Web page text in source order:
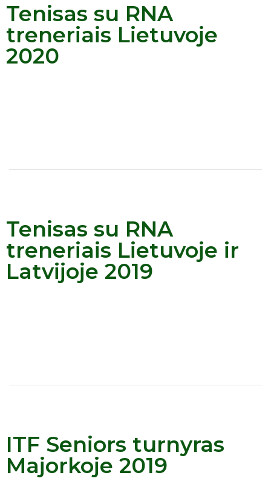
Tenisas su RNA
treneriais Lietuvoje
2020
Tenisas su RNA
treneriais Lietuvoje ir
Latvijoje 2019
ITF Seniors turnyras
Majorkoje 2019